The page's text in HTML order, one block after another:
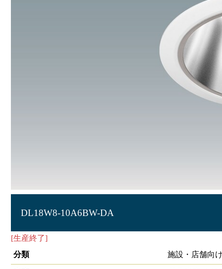
DL18W8-10A6BW-DA
[生産終了]
分類
施設・店舗向